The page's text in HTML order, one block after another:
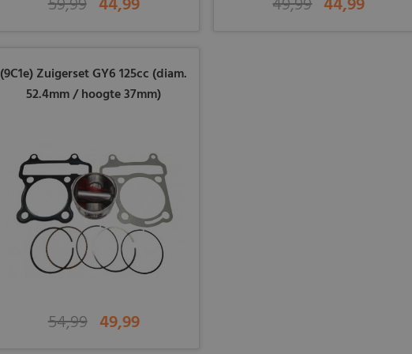
(9C1e) Zuigerset GY6 125cc (diam.
52.4mm / hoogte 37mm)
54,99 49,99